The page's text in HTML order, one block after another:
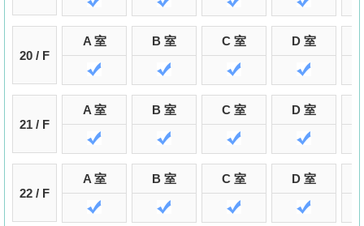
20 / F
A 室 B 室 C 室 D 室
21 / F
A 室 B 室 C 室 D 室
22 / F
A 室 B 室 C 室 D 室